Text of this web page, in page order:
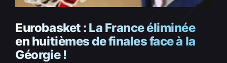
Eurobasket : La France éliminée
en huitièmes de finales face à la
Géorgie !